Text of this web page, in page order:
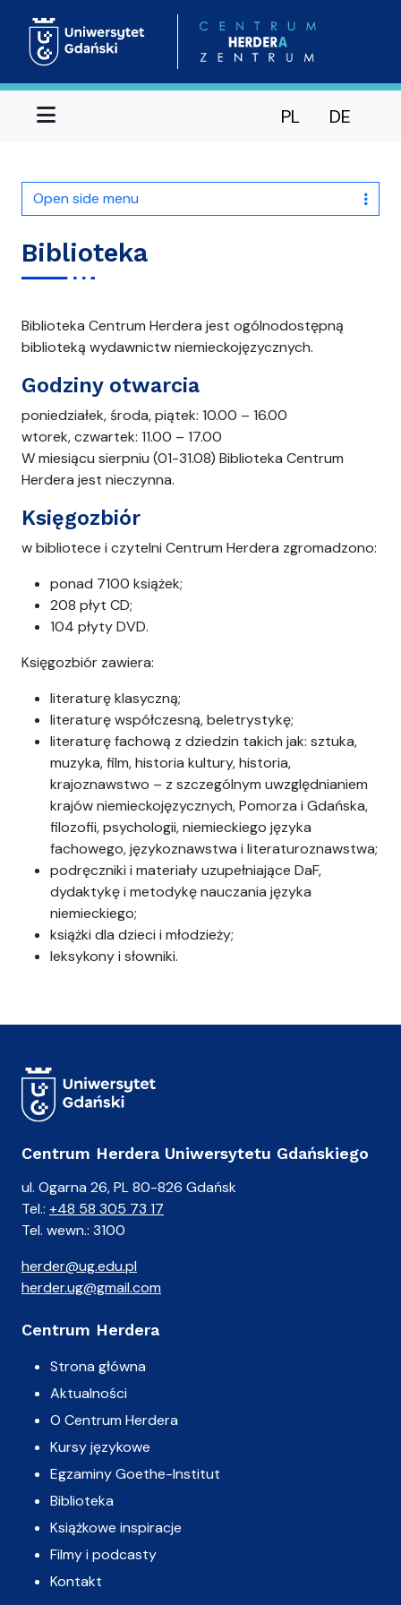
Menu PL DE
Open side menu
Biblioteka
Biblioteka Centrum Herdera jest ogólnodostępną
biblioteką wydawnictw niemieckojęzycznych.
Godziny otwarcia
poniedziałek, środa, piątek: 10.00 – 16.00
wtorek, czwartek: 11.00 – 17.00
W miesiącu sierpniu (01-31.08) Biblioteka Centrum
Herdera jest nieczynna.
Księgozbiór
w bibliotece i czytelni Centrum Herdera zgromadzono:
ponad 7100 książek;
208 płyt CD;
104 płyty DVD.
Księgozbiór zawiera:
literaturę klasyczną;
literaturę współczesną, beletrystykę;
literaturę fachową z dziedzin takich jak: sztuka,
muzyka, film, historia kultury, historia,
krajoznawstwo – z szczególnym uwzględnianiem
krajów niemieckojęzycznych, Pomorza i Gdańska,
filozofii, psychologii, niemieckiego języka
fachowego, językoznawstwa i literaturoznawstwa;
podręczniki i materiały uzupełniające DaF,
dydaktykę i metodykę nauczania języka
niemieckiego;
książki dla dzieci i młodzieży;
leksykony i słowniki.
Centrum Herdera Uniwersytetu Gdańskiego
ul. Ogarna 26, PL 80-826 Gdańsk
Tel.: +48 58 305 73 17
Tel. wewn.: 3100
herder@ug.edu.pl
herder.ug@gmail.com
Centrum Herdera
Strona główna
Aktualności
O Centrum Herdera
Kursy językowe
Egzaminy Goethe-Institut
Biblioteka
Książkowe inspiracje
Filmy i podcasty
Kontakt